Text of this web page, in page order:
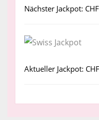
Nächster Jackpot:
Aktueller Jackpot: